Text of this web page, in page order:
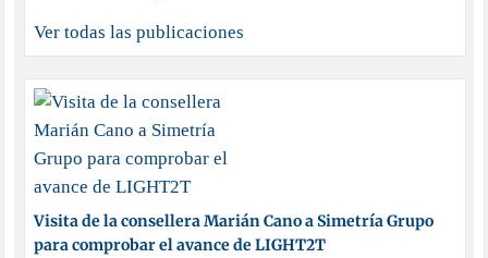
Ver todas las publicaciones
Visita de la consellera Marián Cano a Simetría Grupo
para comprobar el avance de LIGHT2T